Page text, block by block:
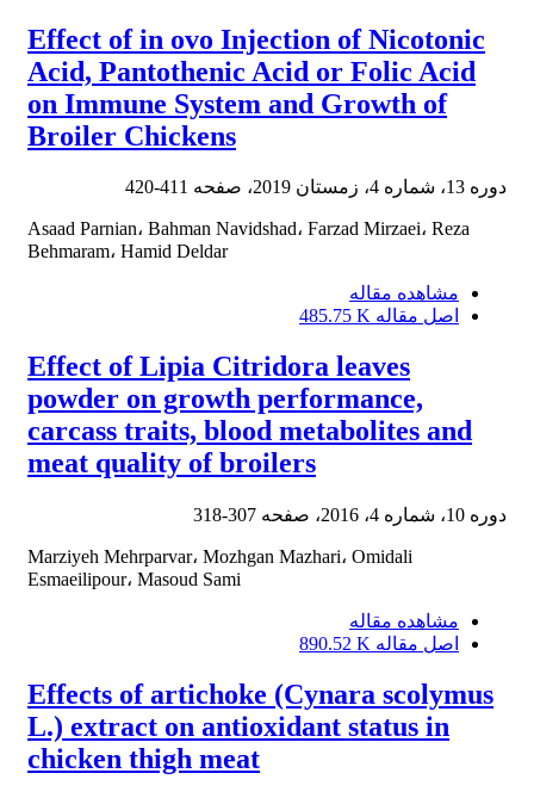
Effect of in ovo Injection of Nicotonic
Acid, Pantothenic Acid or Folic Acid
on Immune System and Growth of
Broiler Chickens
دوره 13، شماره 4، زمستان 2019، صفحه 411-420
Asaad Parnian، Bahman Navidshad، Farzad Mirzaei، Reza
Behmaram، Hamid Deldar
مشاهده مقاله
اصل مقاله 485.75 K
Effect of Lipia Citridora leaves
powder on growth performance,
carcass traits, blood metabolites and
meat quality of broilers
دوره 10، شماره 4، 2016، صفحه 307-318
Marziyeh Mehrparvar، Mozhgan Mazhari، Omidali
Esmaeilipour، Masoud Sami
مشاهده مقاله
اصل مقاله 890.52 K
Effects of artichoke (Cynara scolymus
L.) extract on antioxidant status in
chicken thigh meat